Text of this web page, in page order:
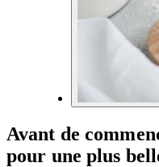
Avant de
pour une plus